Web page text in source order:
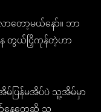
ော့မယ်နော်။ ဘာ
တွယ်ငြှိကုန်တဲ့ဟာ
မ်ပြန်မအိပ်ပဲ သူ့အိမ်မှာ